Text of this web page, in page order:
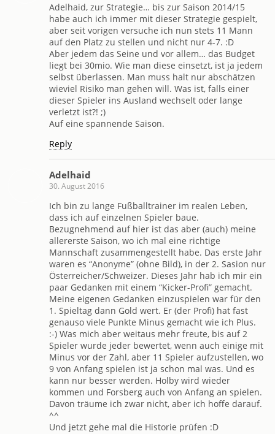
Adelhaid, zur Strategie… bis zur Saison 2014/15
habe auch ich immer mit dieser Strategie gespielt,
aber seit vorigen versuche ich nun stets 11 Mann
auf den Platz zu stellen und nicht nur 4-7. :D
Aber jedem das Seine und vor allem… das Budget
liegt bei 30mio. Wie man diese einsetzt, ist ja jedem
selbst überlassen. Man muss halt nur abschätzen
wieviel Risiko man gehen will. Was ist, falls einer
dieser Spieler ins Ausland wechselt oder lange
verletzt ist?! ;)
Auf eine spannende Saison.
Reply
Adelhaid
30. August 2016
Ich bin zu lange Fußballtrainer im realen Leben,
dass ich auf einzelnen Spieler baue.
Bezugnehmend auf hier ist das aber (auch) meine
allererste Saison, wo ich mal eine richtige
Mannschaft zusammengestellt habe. Das erste Jahr
waren es “Anonyme” (ohne Bild), in der 2. Sasion nur
Österreicher/Schweizer. Dieses Jahr hab ich mir ein
paar Gedanken mit einem “Kicker-Profi” gemacht.
Meine eigenen Gedanken einzuspielen war für den
1. Spieltag dann Gold wert. Er (der Profi) hat fast
genauso viele Punkte Minus gemacht wie ich Plus.
:-) Was mich aber weitaus mehr freute, bis auf 2
Spieler wurde jeder bewertet, wenn auch einige mit
Minus vor der Zahl, aber 11 Spieler aufzustellen, wo
9 von Anfang spielen ist ja schon mal was. Und es
kann nur besser werden. Holby wird wieder
kommen und Forsberg auch von Anfang an spielen.
Davon träume ich zwar nicht, aber ich hoffe darauf.
^^
Und jetzt gehe mal die Historie prüfen :D